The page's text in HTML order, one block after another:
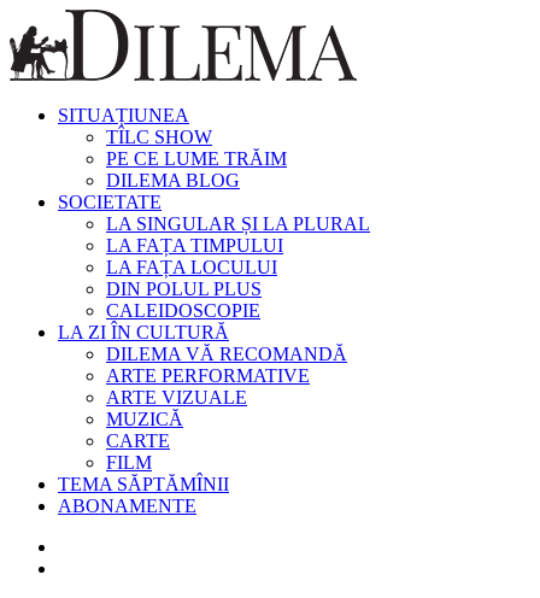
SITUAȚIUNEA
TÎLC SHOW
PE CE LUME TRĂIM
DILEMA BLOG
SOCIETATE
LA SINGULAR ȘI LA PLURAL
LA FAȚA TIMPULUI
LA FAȚA LOCULUI
DIN POLUL PLUS
CALEIDOSCOPIE
LA ZI ÎN CULTURĂ
DILEMA VĂ RECOMANDĂ
ARTE PERFORMATIVE
ARTE VIZUALE
MUZICĂ
CARTE
FILM
TEMA SĂPTĂMÎNII
ABONAMENTE